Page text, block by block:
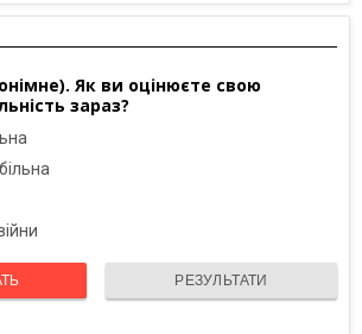
Як ви оцінюєте свою
зараз?
РЕЗУЛЬТАТИ